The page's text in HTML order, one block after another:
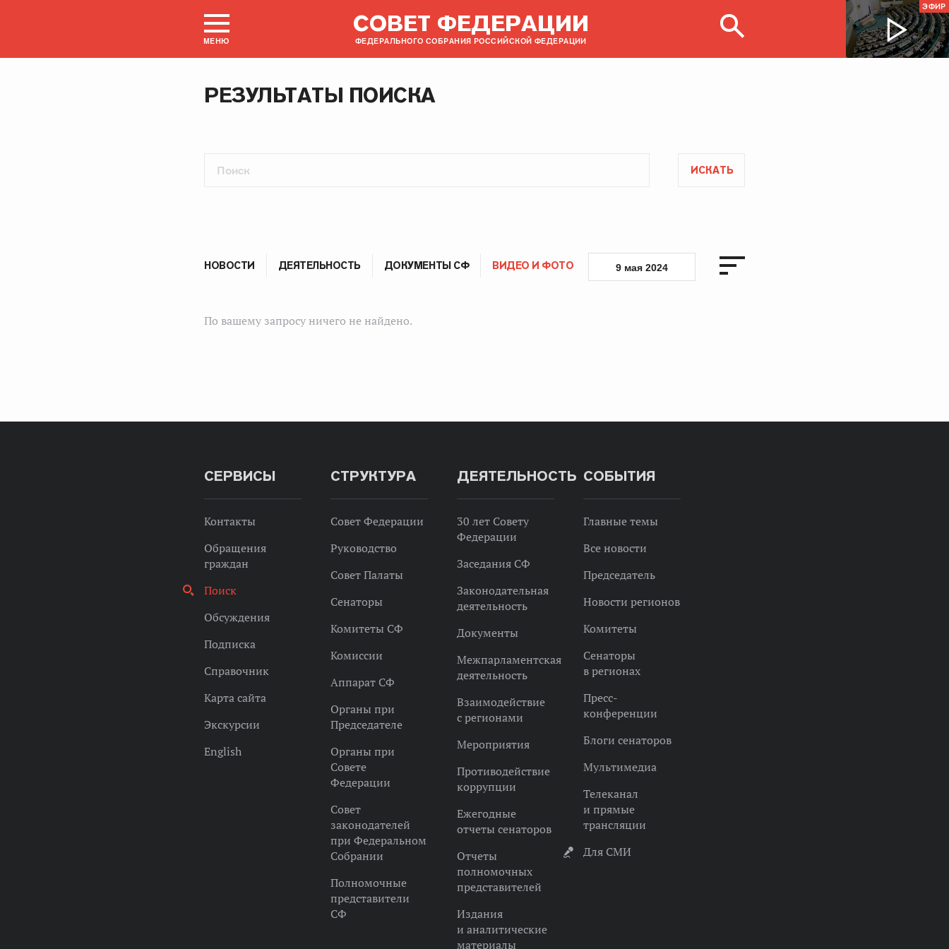
МЕНЮ
СОВЕТ ФЕДЕРАЦИИ
ФЕДЕРАЛЬНОГО СОБРАНИЯ РОССИЙСКОЙ ФЕДЕРАЦИИ
ЭФИР
РЕЗУЛЬТАТЫ ПОИСКА
ИСКАТЬ
НОВОСТИ ДЕЯТЕЛЬНОСТЬ ДОКУМЕНТЫ СФ ВИДЕО И ФОТО 9 мая 2024
По вашему запросу ничего не найдено.
СЕРВИСЫ
Контакты
Обращения
граждан
Поиск
Обсуждения
Подписка
Справочник
Карта сайта
Экскурсии
English
СТРУКТУРА
Совет Федерации
Руководство
Совет Палаты
Сенаторы
Комитеты СФ
Комиссии
Аппарат СФ
Органы при
Председателе
Органы при
Совете
Федерации
Совет
законодателей
при Федеральном
Собрании
Полномочные
представители
СФ
ДЕЯТЕЛЬНОСТЬ
30 лет Совету
Федерации
Заседания СФ
Законодательная
деятельность
Документы
Межпарламентская
деятельность
Взаимодействие
с регионами
Мероприятия
Противодействие
коррупции
Ежегодные
отчеты сенаторов
Отчеты
полномочных
представителей
Издания
и аналитические
материалы
СОБЫТИЯ
Главные темы
Все новости
Председатель
Новости регионов
Комитеты
Сенаторы
в регионах
Пресс-
конференции
Блоги сенаторов
Мультимедиа
Телеканал
и прямые
трансляции
Для СМИ